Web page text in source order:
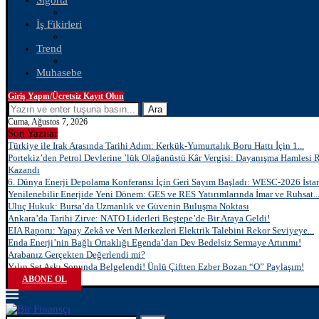
İş Fikirleri
Trend
Muhasebe
Giriş Yapın/Ücretsiz Kayıt Olun
Ara
Cuma, Ağustos 7, 2026
Son Yazılar
Türkiye ile Irak Arasında Tarihi Adım: Kerkük-Yumurtalık Boru Hattı İçin 1...
Portekiz’den Petrol Devlerine ’lük Olağanüstü Kâr Vergisi: Dayanışma Hamlesi
Kazandı
6. Dünya Enerji Depolama Konferansı İçin Geri Sayım Başladı: WESC-2026
Yenilenebilir Enerjide Yeni Dönem: GES ve RES Yatırımlarında İmar ve Ruhsat...
Uluç Hukuk: Bursa’da Uzmanlık ve Güvenin Buluşma Noktası
Ankara’da Tarihi Zirve: NATO Liderleri Beştepe’de Bir Araya Geldi!
EIA Raporu: Yapay Zekâ ve Veri Merkezleri Elektrik Talebini Rekor Seviyeye...
Enda Enerji’nin Bağlı Ortaklığı Egenda’dan Dev Bedelsiz Sermaye Artırımı!
Arabanız Gerçekten Değerlendi mi?
Yılın Set Aşkı Sonunda Belgelendi! Ünlü Çiftten Ezber Bozan “O” Paylaşım!
ABONE OL